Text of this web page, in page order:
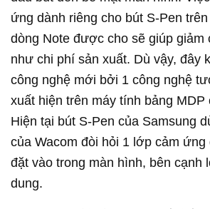
ứng dành riêng cho bút S-Pen
dòng Note được cho sẽ giúp giảm
như chi phí sản xuất. Dù vậy, đây
công nghệ mới bởi 1 công nghệ
xuất hiện trên máy tính bảng MDP
Hiện tại bút S-Pen của Samsung
của Wacom đòi hỏi 1 lớp cảm
đặt vào trong màn hình, bên cạnh
dung.